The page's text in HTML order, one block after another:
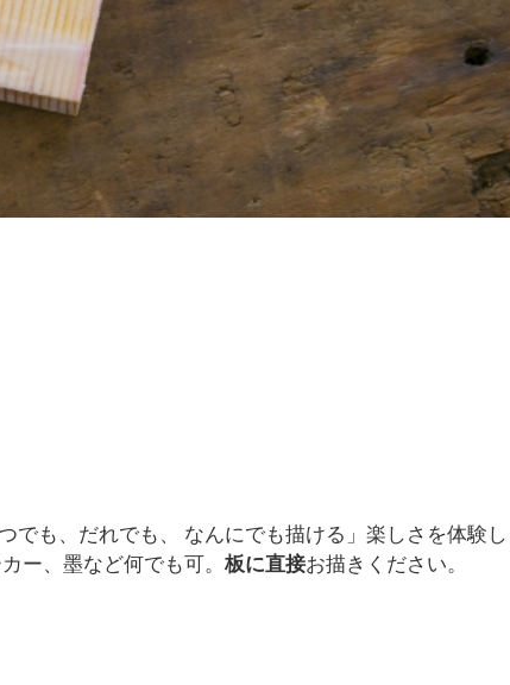
でも、だれでも、 なんにでも描ける」楽しさを体験し
ー、墨など何でも可。板に直接お描きください。